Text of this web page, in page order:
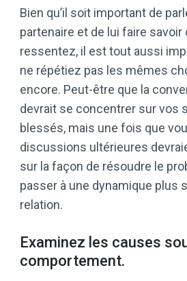
Bien qu’il soit important de
partenaire et de lui faire savoir
ressentez, il est tout aussi
ne répétiez pas les mêmes
encore. Peut-être que la
devrait se concentrer sur vos
blessés, mais une fois que
discussions ultérieures
sur la façon de résoudre le
passer à une dynamique plus
relation.
Examinez les causes
comportement.